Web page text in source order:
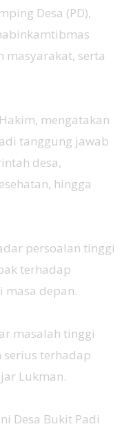
Desa (PD),
masyarakat, serta
mengatakan
tanggung jawab
desa,
hingga
persoalan tinggi
terhadap
masa depan.
masalah tinggi
serius terhadap
Lukman.
Desa Bukit Padi